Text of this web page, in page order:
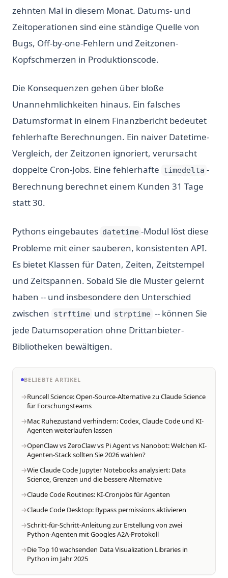
zehnten Mal in diesem Monat. Datums- und
Zeitoperationen sind eine ständige Quelle von
Bugs, Off-by-one-Fehlern und Zeitzonen-
Kopfschmerzen in Produktionscode.
Die Konsequenzen gehen über bloße
Unannehmlichkeiten hinaus. Ein falsches
Datumsformat in einem Finanzbericht bedeutet
fehlerhafte Berechnungen. Ein naiver Datetime-
Vergleich, der Zeitzonen ignoriert, verursacht
doppelte Cron-Jobs. Eine fehlerhafte timedelta -
Berechnung berechnet einem Kunden 31 Tage
statt 30.
Pythons eingebautes datetime -Modul löst diese
Probleme mit einer sauberen, konsistenten API.
Es bietet Klassen für Daten, Zeiten, Zeitstempel
und Zeitspannen. Sobald Sie die Muster gelernt
haben -- und insbesondere den Unterschied
zwischen strftime und strptime -- können Sie
jede Datumsoperation ohne Drittanbieter-
Bibliotheken bewältigen.
BELIEBTE ARTIKEL
Runcell Science: Open-Source-Alternative zu Claude Science
für Forschungsteams
Mac Ruhezustand verhindern: Codex, Claude Code und KI-
Agenten weiterlaufen lassen
OpenClaw vs ZeroClaw vs Pi Agent vs Nanobot: Welchen KI-
Agenten-Stack sollten Sie 2026 wählen?
Wie Claude Code Jupyter Notebooks analysiert: Data
Science, Grenzen und die bessere Alternative
Claude Code Routines: KI-Cronjobs für Agenten
Claude Code Desktop: Bypass permissions aktivieren
Schritt-für-Schritt-Anleitung zur Erstellung von zwei
Python-Agenten mit Googles A2A-Protokoll
Die Top 10 wachsenden Data Visualization Libraries in
Python im Jahr 2025